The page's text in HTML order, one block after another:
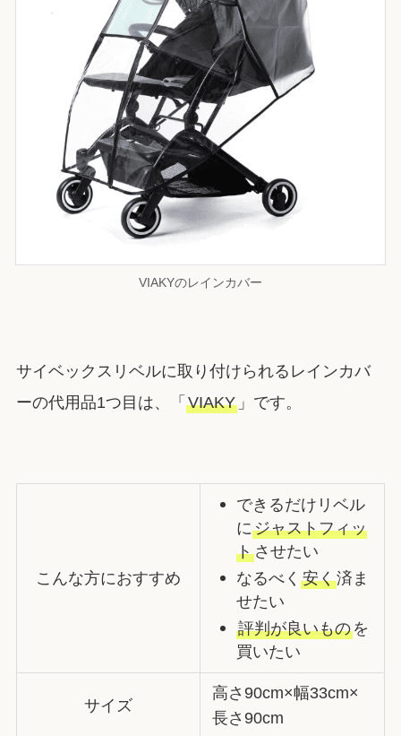
VIAKYのレインカバー
サイベックスリベルに取り付けられるレインカバ
ーの代用品1つ目は、「 VIAKY」です。
こんな方におすすめ
できるだけリベル
にジャストフィッ
トさせたい
なるべく安く済ま
せたい
評判が良いものを
買いたい
サイズ
高さ90cm×幅33cm×
長さ90cm